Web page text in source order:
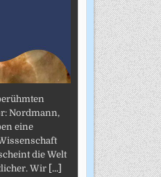
Nordmann,
eine
die Welt
Wir [...]